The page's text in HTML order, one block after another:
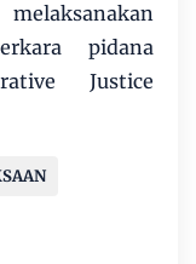
pidana
Justice